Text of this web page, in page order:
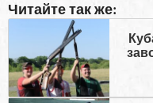
Читайте так же: